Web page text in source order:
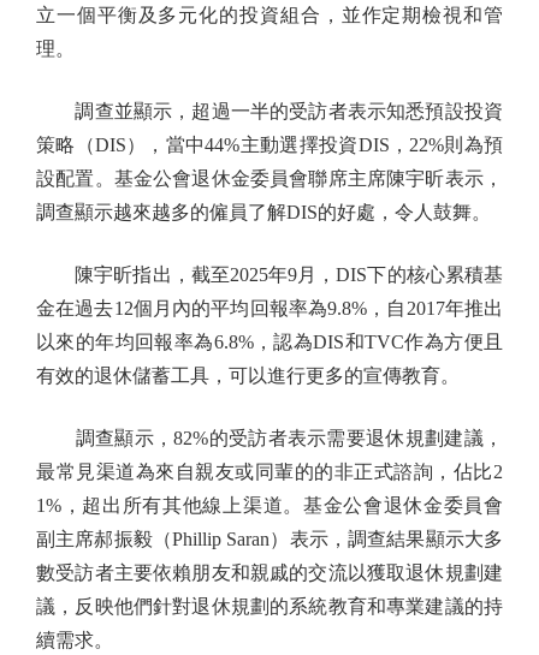
立一個平衡及多元化的投資組合，並作定期檢視和管
理。
調查並顯示，超過一半的受訪者表示知悉預設投資
策略（DIS），當中44%主動選擇投資DIS，22%則為預
設配置。基金公會退休金委員會聯席主席陳宇昕表示，
調查顯示越來越多的僱員了解DIS的好處，令人鼓舞。
陳宇昕指出，截至2025年9月，DIS下的核心累積基
金在過去12個月內的平均回報率為9.8%，自2017年推出
以來的年均回報率為6.8%，認為DIS和TVC作為方便且
有效的退休儲蓄工具，可以進行更多的宣傳教育。
調查顯示，82%的受訪者表示需要退休規劃建議，
最常見渠道為來自親友或同輩的的非正式諮詢，佔比2
1%，超出所有其他線上渠道。基金公會退休金委員會
副主席郝振毅（Phillip Saran）表示，調查結果顯示大多
數受訪者主要依賴朋友和親戚的交流以獲取退休規劃建
議，反映他們針對退休規劃的系統教育和專業建議的持
續需求。